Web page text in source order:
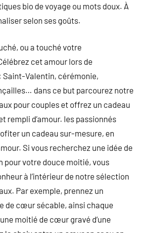
bio de voyage ou mots doux. À
selon ses goûts.
ou a touché votre
cet amour lors de
Saint-Valentin, cérémonie,
dans ce but parcourez notre
pour couples et offrez un cadeau
rempli d’amour. les passionnés
un cadeau sur-mesure, en
Si vous recherchez une idée de
pour votre douce moitié, vous
à l’intérieur de notre sélection
Par exemple, prennez un
de cœur sécable, ainsi chaque
moitié de cœur gravé d’une